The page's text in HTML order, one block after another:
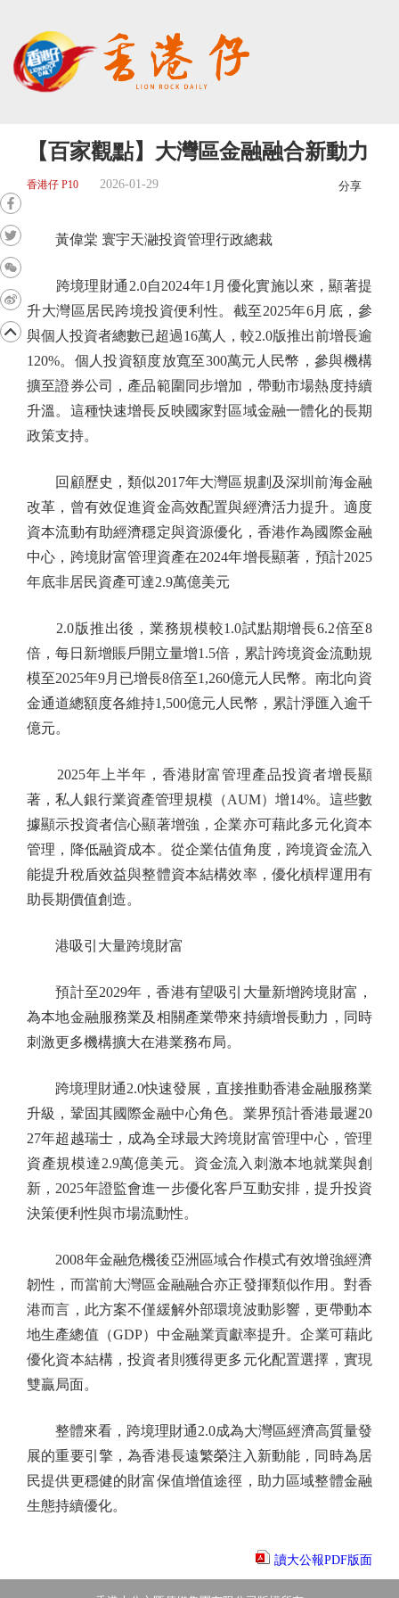
【百家觀點】大灣區金融融合新動力
香港仔 P10 2026-01-29 分享
黃偉棠 寰宇天瀜投資管理行政總裁
跨境理財通2.0自2024年1月優化實施以來，顯著提
升大灣區居民跨境投資便利性。截至2025年6月底，參
與個人投資者總數已超過16萬人，較2.0版推出前增長逾
120%。個人投資額度放寬至300萬元人民幣，參與機構
擴至證券公司，產品範圍同步增加，帶動市場熱度持續
升溫。這種快速增長反映國家對區域金融一體化的長期
政策支持。
回顧歷史，類似2017年大灣區規劃及深圳前海金融
改革，曾有效促進資金高效配置與經濟活力提升。適度
資本流動有助經濟穩定與資源優化，香港作為國際金融
中心，跨境財富管理資產在2024年增長顯著，預計2025
年底非居民資產可達2.9萬億美元
2.0版推出後，業務規模較1.0試點期增長6.2倍至8
倍，每日新增賬戶開立量增1.5倍，累計跨境資金流動規
模至2025年9月已增長8倍至1,260億元人民幣。南北向資
金通道總額度各維持1,500億元人民幣，累計淨匯入逾千
億元。
2025年上半年，香港財富管理產品投資者增長顯
著，私人銀行業資產管理規模（AUM）增14%。這些數
據顯示投資者信心顯著增強，企業亦可藉此多元化資本
管理，降低融資成本。從企業估值角度，跨境資金流入
能提升稅盾效益與整體資本結構效率，優化槓桿運用有
助長期價值創造。
港吸引大量跨境財富
預計至2029年，香港有望吸引大量新增跨境財富，
為本地金融服務業及相關產業帶來持續增長動力，同時
刺激更多機構擴大在港業務布局。
跨境理財通2.0快速發展，直接推動香港金融服務業
升級，鞏固其國際金融中心角色。業界預計香港最遲20
27年超越瑞士，成為全球最大跨境財富管理中心，管理
資產規模達2.9萬億美元。資金流入刺激本地就業與創
新，2025年證監會進一步優化客戶互動安排，提升投資
決策便利性與市場流動性。
2008年金融危機後亞洲區域合作模式有效增強經濟
韌性，而當前大灣區金融融合亦正發揮類似作用。對香
港而言，此方案不僅緩解外部環境波動影響，更帶動本
地生產總值（GDP）中金融業貢獻率提升。企業可藉此
優化資本結構，投資者則獲得更多元化配置選擇，實現
雙贏局面。
整體來看，跨境理財通2.0成為大灣區經濟高質量發
展的重要引擎，為香港長遠繁榮注入新動能，同時為居
民提供更穩健的財富保值增值途徑，助力區域整體金融
生態持續優化。
讀大公報PDF版面